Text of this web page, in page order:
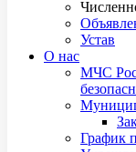
Устав
О нас
МЧС
График